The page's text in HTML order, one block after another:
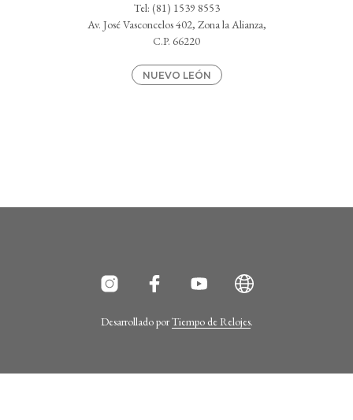
Tel: (81) 1539 8553
Av. José Vasconcelos 402, Zona la Alianza,
C.P. 66220
NUEVO LEÓN
Desarrollado porTiempo de Relojes.